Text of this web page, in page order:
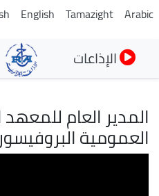
Arabic
Tamazight
English
الإذاعات
المدير العام
العمومية